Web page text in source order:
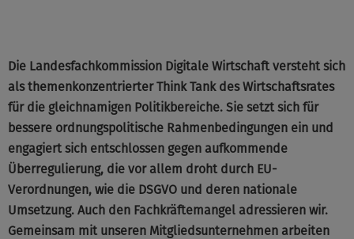
Die Landesfachkommission Digitale Wirtschaft versteht sich
als themenkonzentrierter Think Tank des Wirtschaftsrates
für die gleichnamigen Politikbereiche. Sie setzt sich für
bessere ordnungspolitische Rahmenbedingungen ein und
engagiert sich entschlossen gegen aufkommende
Überregulierung, die vor allem droht durch EU-
Verordnungen, wie die DSGVO und deren nationale
Umsetzung. Auch den Fachkräftemangel adressieren wir.
Gemeinsam mit unseren Mitgliedsunternehmen arbeiten